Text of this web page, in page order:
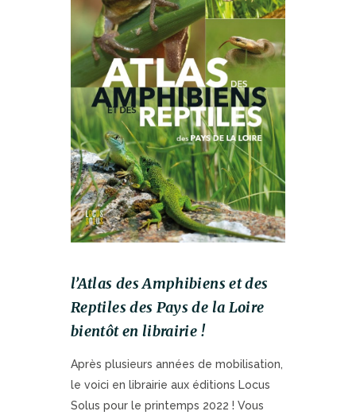
l’Atlas des Amphibiens et des
Reptiles des Pays de la Loire
bientôt en librairie !
Après plusieurs années de mobilisation,
le voici en librairie aux éditions Locus
Solus pour le printemps 2022 ! Vous